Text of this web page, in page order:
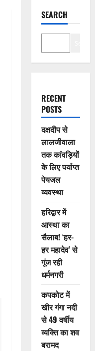
SEARCH
RECENT
POSTS
दक्षदीप से
लालजीवाला
तक कांवड़ियों
के लिए पर्याप्त
पेयजल
व्यवस्था
हरिद्वार में
आस्था का
सैलाब! ‘हर-
हर महादेव’ से
गूंज रही
धर्मनगरी
कपकोट में
खीर गंगा नदी
से 49 वर्षीय
व्यक्ति का शव
बरामद